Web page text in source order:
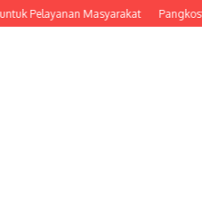
Masyarakat Pangkostrad